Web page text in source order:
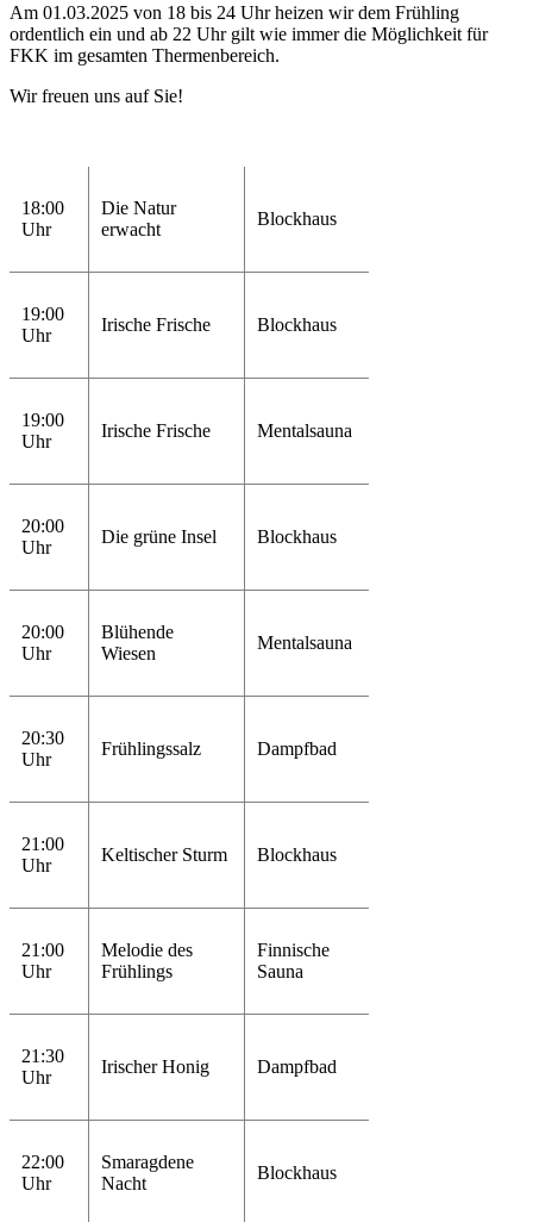
Am 01.03.2025 von 18 bis 24 Uhr heizen wir dem Frühling
ordentlich ein und ab 22 Uhr gilt wie immer die Möglichkeit für
FKK im gesamten Thermenbereich.
Wir freuen uns auf Sie!
18:00
Uhr
Die Natur
erwacht
Blockhaus
19:00
Uhr
Irische Frische Blockhaus
19:00
Uhr
Irische Frische Mentalsauna
20:00
Uhr
Die grüne Insel Blockhaus
20:00
Uhr
Blühende
Wiesen
Mentalsauna
20:30
Uhr
Frühlingssalz Dampfbad
21:00
Uhr
Keltischer Sturm Blockhaus
21:00
Uhr
Melodie des
Frühlings
Finnische
Sauna
21:30
Uhr
Irischer Honig Dampfbad
22:00
Uhr
Smaragdene
Nacht
Blockhaus